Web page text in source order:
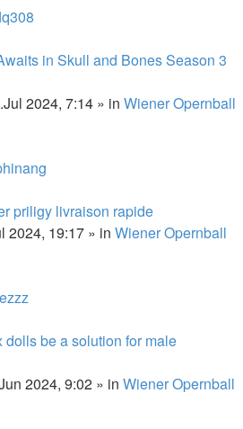
in Skull and Bones Season 3
2024, 7:14 » in Wiener Opernball
priligy livraison rapide
2024, 19:17 » in Wiener Opernball
be a solution for male
2024, 9:02 » in Wiener Opernball